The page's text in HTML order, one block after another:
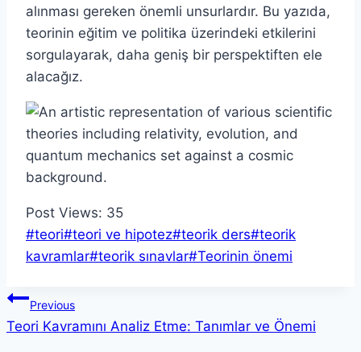
alınması gereken önemli unsurlardır. Bu yazıda,
teorinin eğitim ve politika üzerindeki etkilerini
sorgulayarak, daha geniş bir perspektiften ele
alacağız.
Post Views: 35
Post
Tags:
#teori#teori ve hipotez#teorik ders#teorik
kavramlar#teorik sınavlar#Teorinin önemi
Yazı
gezinmesi
Previous
Teori Kavramını Analiz Etme: Tanımlar ve Önemi